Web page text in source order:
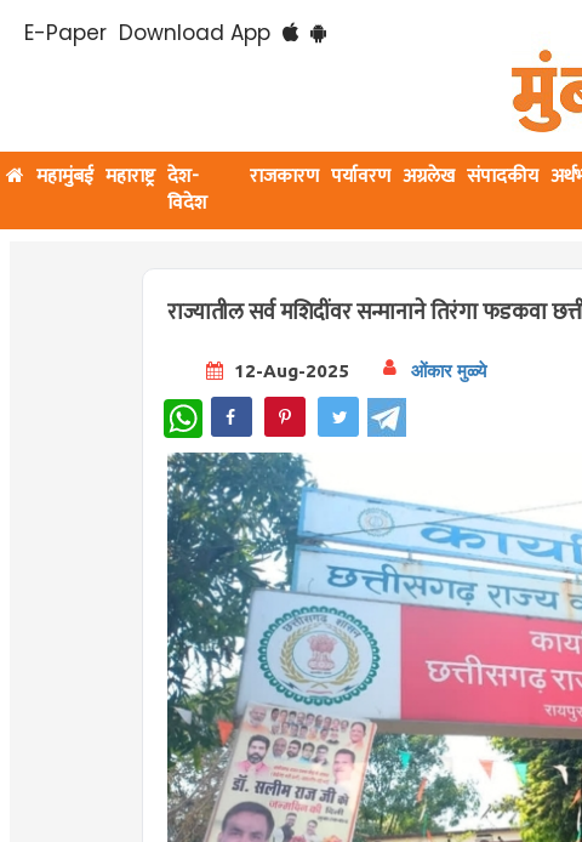
E-Paper Download App
महामुंबई महाराष्ट्र देश-
विदेश
राजकारण पर्यावरण अग्रलेख संपादकीय
राज्यातील सर्व मशिदींवर सन्मानाने तिरंगा फडकवा
12-Aug-2025 ओंकार मुळ्ये
WhatsApp